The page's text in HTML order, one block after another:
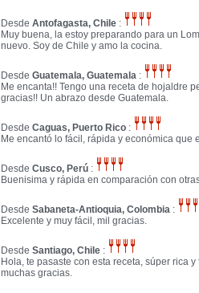
Desde Antofagasta, Chile:
Muy buena, la estoy preparando para un
nuevo. Soy de Chile y amo la cocina.
Desde Guatemala, Guatemala:
Me encanta!! Tengo una receta de hojaldre
gracias!! Un abrazo desde Guatemala.
Desde Caguas, Puerto Rico:
Me encantó lo fácil, rápida y económica que
Desde Cusco, Perú:
Buenisima y rápida en comparación con
Desde Sabaneta-Antioquia, Colombia:
Excelente y muy fácil, mil gracias.
Desde Santiago, Chile:
Hola, te pasaste con esta receta, súper rica
muchas gracias.